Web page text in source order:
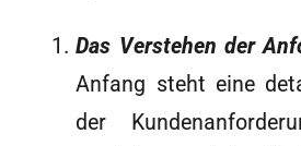
Das Verstehen der
Anfang steht eine
der